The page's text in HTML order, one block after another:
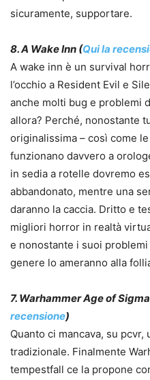
sicuramente, supportare.
8. A Wake Inn (Qui la
A wake inn è un survival
l’occhio a Resident Evil e
anche molti bug e problemi
allora? Perché, nonostante
originalissima – così come
funzionano davvero a
in sedia a rotelle dovremo
abbandonato, mentre una
daranno la caccia. Dritto e
migliori horror in realtà
e nonostante i suoi
genere lo ameranno alla
7. Warhammer Age of
recensione)
Quanto ci mancava, su pcvr,
tradizionale. Finalmente
tempestfall ce la propone